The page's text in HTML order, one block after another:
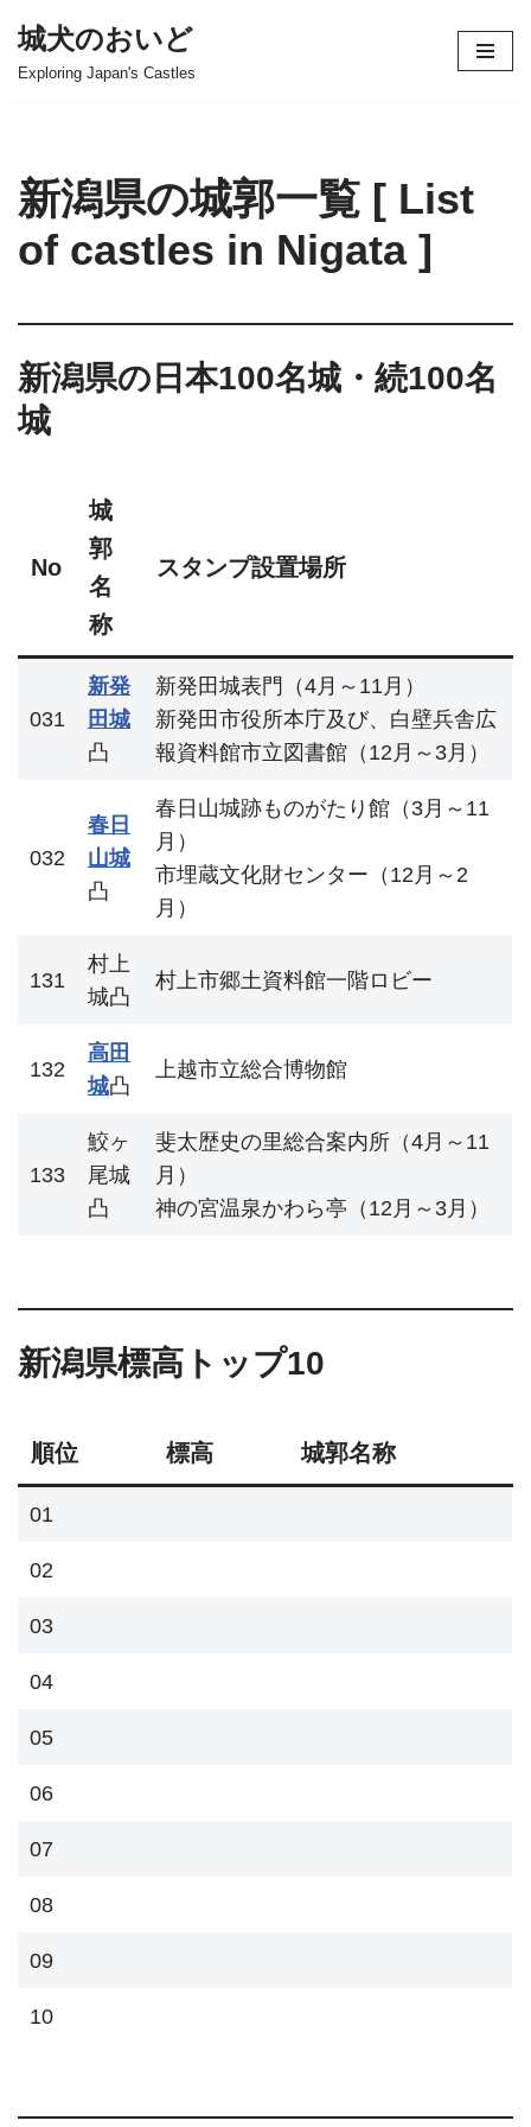
コ
ツ
へ
キ
プ
城犬のおいど
Exploring Japan's Castles
新潟県の城郭一覧 [ List
of castles in Nigata ]
新潟県の日本100名城・続100名
城
No
城
郭
名
称
スタンプ設置場所
031
新発
田城
凸
新発田城表門（4月～11月）
新発田市役所本庁及び、白壁兵舎広
報資料館市立図書館（12月～3月）
032
春日
山城
凸
春日山城跡ものがたり館（3月～11
月）
市埋蔵文化財センター（12月～2
月）
131
村上
城凸
村上市郷土資料館一階ロビー
132
高田
城凸
上越市立総合博物館
133
鮫ヶ
尾城
凸
斐太歴史の里総合案内所（4月～11
月）
神の宮温泉かわら亭（12月～3月）
新潟県標高トップ10
順位 標高 城郭名称
01
02
03
04
05
06
07
08
09
10